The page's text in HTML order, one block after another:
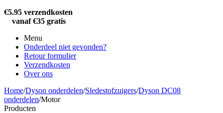
€5.95 verzendkosten
vanaf €35 gratis
Menu
Onderdeel niet gevonden?
Retour formulier
Verzendkosten
Over ons
Home/Dyson onderdelen/Sledestofzuigers/Dyson DC08
onderdelen/Motor
Producten